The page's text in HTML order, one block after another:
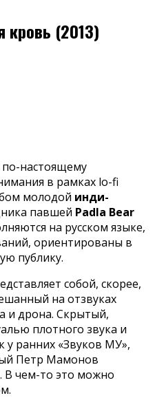
(2013)
по-настоящему
в рамках lo-fi
молодой инди-
павшей Padla Bear
на русском языке,
ориентированы в
публику.
собой, скорее,
на отзвуках
и дрона. Скрытый,
плотного звука и
у ранних «Звуков МУ»,
Петр Мамонов
В чем-то это можно